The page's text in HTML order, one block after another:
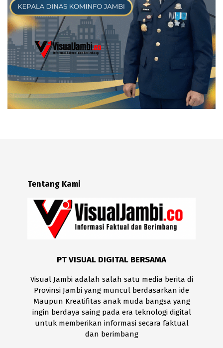
Tentang Kami
PT VISUAL DIGITAL BERSAMA
Visual Jambi adalah salah satu media berita di
Provinsi Jambi yang muncul berdasarkan ide
Maupun Kreatifitas anak muda bangsa yang
ingin berdaya saing pada era teknologi digital
untuk memberikan informasi secara faktual
dan berimbang